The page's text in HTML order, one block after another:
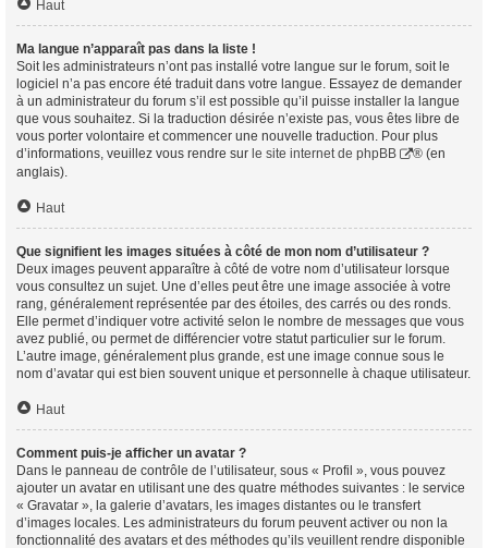
Haut
Ma langue n’apparaît pas dans la liste !
Soit les administrateurs n’ont pas installé votre langue sur le forum, soit le
logiciel n’a pas encore été traduit dans votre langue. Essayez de demander
à un administrateur du forum s’il est possible qu’il puisse installer la langue
que vous souhaitez. Si la traduction désirée n’existe pas, vous êtes libre de
vous porter volontaire et commencer une nouvelle traduction. Pour plus
d’informations, veuillez vous rendre sur le site internet de phpBB
® (en
anglais).
Haut
Que signifient les images situées à côté de mon nom d’utilisateur ?
Deux images peuvent apparaître à côté de votre nom d’utilisateur lorsque
vous consultez un sujet. Une d’elles peut être une image associée à votre
rang, généralement représentée par des étoiles, des carrés ou des ronds.
Elle permet d’indiquer votre activité selon le nombre de messages que vous
avez publié, ou permet de différencier votre statut particulier sur le forum.
L’autre image, généralement plus grande, est une image connue sous le
nom d’avatar qui est bien souvent unique et personnelle à chaque utilisateur.
Haut
Comment puis-je afficher un avatar ?
Dans le panneau de contrôle de l’utilisateur, sous « Profil », vous pouvez
ajouter un avatar en utilisant une des quatre méthodes suivantes : le service
« Gravatar », la galerie d’avatars, les images distantes ou le transfert
d’images locales. Les administrateurs du forum peuvent activer ou non la
fonctionnalité des avatars et des méthodes qu’ils veuillent rendre disponible